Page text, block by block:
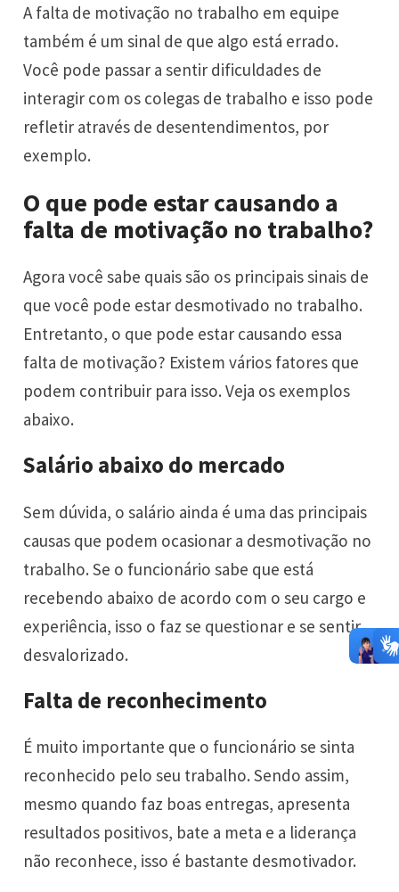
A falta de motivação no trabalho em equipe
também é um sinal de que algo está errado.
Você pode passar a sentir dificuldades de
interagir com os colegas de trabalho e isso pode
refletir através de desentendimentos, por
exemplo.
O que pode estar causando a
falta de motivação no trabalho?
Agora você sabe quais são os principais sinais de
que você pode estar desmotivado no trabalho.
Entretanto, o que pode estar causando essa
falta de motivação? Existem vários fatores que
podem contribuir para isso. Veja os exemplos
abaixo.
Salário abaixo do mercado
Sem dúvida, o salário ainda é uma das principais
causas que podem ocasionar a desmotivação no
trabalho. Se o funcionário sabe que está
recebendo abaixo de acordo com o seu cargo e
experiência, isso o faz se questionar e se sentir
desvalorizado.
Falta de reconhecimento
É muito importante que o funcionário se sinta
reconhecido pelo seu trabalho. Sendo assim,
mesmo quando faz boas entregas, apresenta
resultados positivos, bate a meta e a liderança
não reconhece, isso é bastante desmotivador.